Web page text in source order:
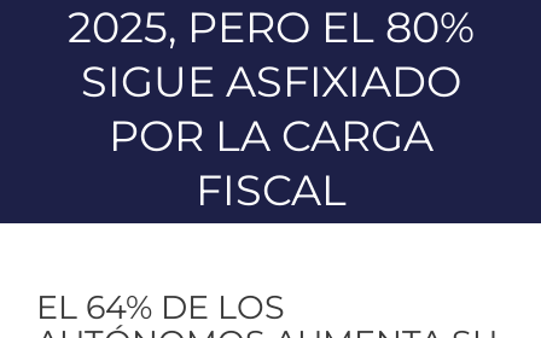
2025, PERO EL 80%
SIGUE ASFIXIADO
POR LA CARGA
FISCAL
EL 64% DE LOS